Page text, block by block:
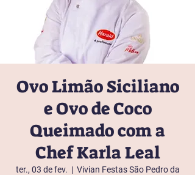
Ovo Limão Siciliano
e Ovo de Coco
Queimado com a
Chef Karla Leal
ter., 03 de fev.
  |
Vivian Festas São Pedro da